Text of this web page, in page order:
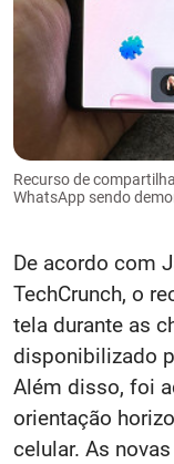
Recurso de
WhatsApp sendo
De acordo com
TechCrunch, o
tela durante as
disponibilizado
Além disso, foi
orientação
celular. As